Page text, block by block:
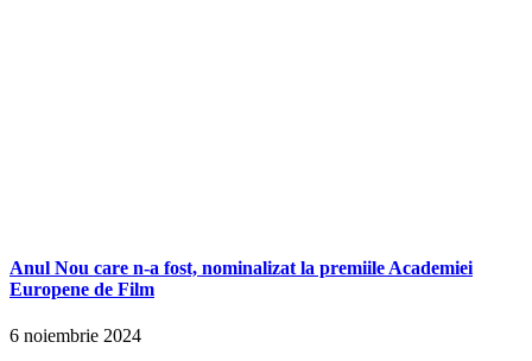
Anul Nou care n-a fost, nominalizat la premiile Academiei
Europene de Film
6 noiembrie 2024